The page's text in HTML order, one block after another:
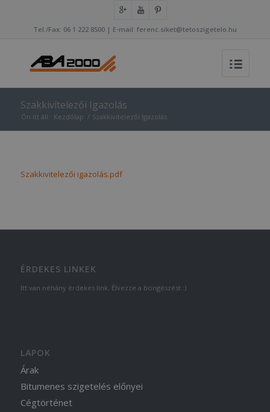
Tel./Fax: 06 1 222 8500 | E-mail: ferenc.siket@tetoszigetelo.hu
Szakkivitelezői Igazolás
Ön itt áll: Kezdőlap / Szakkivitelezői Igazolás
Szakkivitelezői igazolás.pdf
ÉRDEKES LINKEK
Itt van néhány érdekes link. Élvezze a böngészést :)
LAPOK
Árak
Bitumenes szigetelés előnyei
Cégtörténet